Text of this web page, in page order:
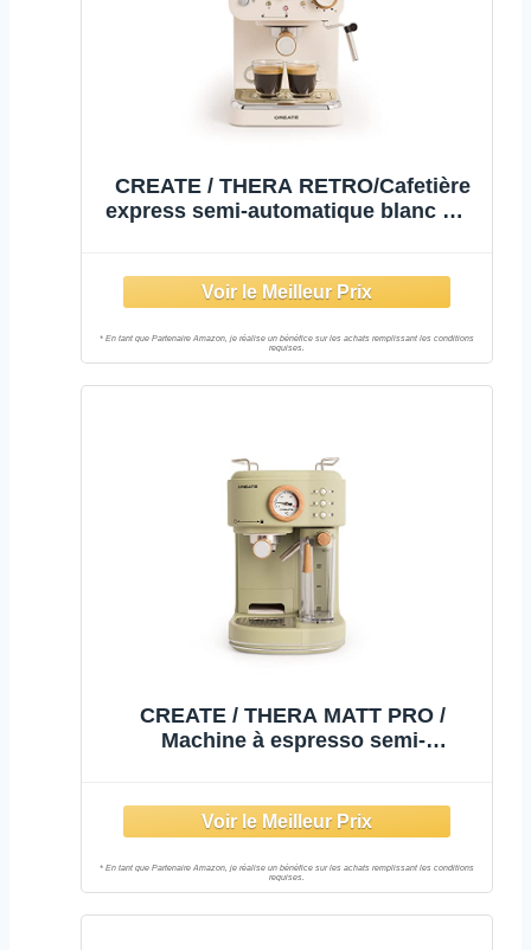
CREATE / THERA RETRO/Cafetière
express semi-automatique blanc mat
moulu et monodose ESE 55mm,
avec steamer, 1100W
CREATE / THERA MATT PRO /
Machine à espresso semi-
température NTC, égouttoir, 1250W,
réservoir de lait et d'eau amovible